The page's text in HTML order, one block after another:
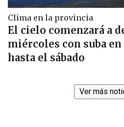
Clima en la provincia
El cielo comenzará a
miércoles con suba
hasta el sábado
Ver más